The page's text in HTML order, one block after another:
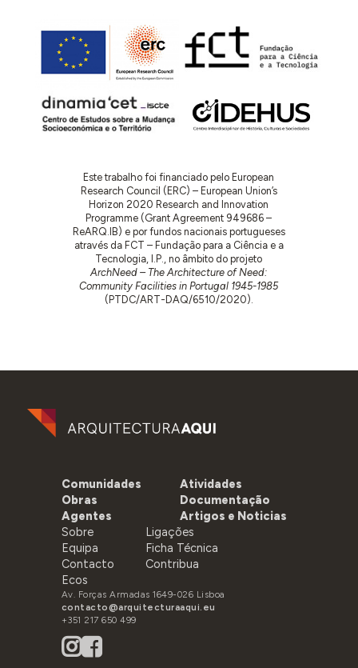
Este trabalho foi financiado pelo European
Research Council (ERC) – European Union’s
Horizon 2020 Research and Innovation
Programme (Grant Agreement 949686 –
ReARQ.IB) e por fundos nacionais portugueses
através da FCT – Fundação para a Ciência e a
Tecnologia, I.P., no âmbito do projeto
ArchNeed – The Architecture of Need:
Community Facilities in Portugal 1945-1985
(PTDC/ART-DAQ/6510/2020).
Comunidades
Obras
Agentes
Atividades
Documentação
Artigos e Noticias
Sobre
Equipa
Contacto
Ecos
Ligações
Ficha Técnica
Contribua
Av. Forças Armadas 1649-026 Lisboa
contacto@arquitecturaaqui.eu
+351 217 650 499